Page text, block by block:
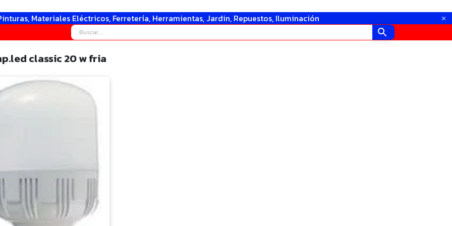
Materiales Eléctricos, Ferretería, Herramientas, Jardin, Repuestos, Iluminación
classic 20 w fria